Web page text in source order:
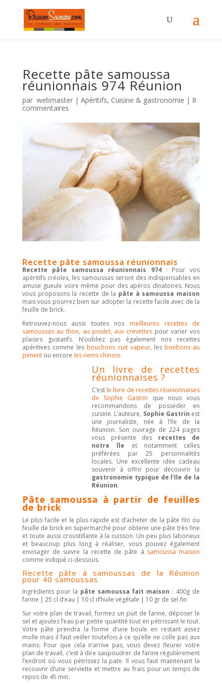
Recette pâte samoussa
réunionnais 974 Réunion
par webmaster| Apéritifs, Cuisine & gastronomie | 8
commentaires
Recette pâte samoussa réunionnais
Recette pâte samoussa réunionnais 974: Pour vos
apéritifs créoles, les samoussas seront des indispensables en
amuse gueule voire même pour des apéros dinatoires. Nous
vous proposons la recette de la pâte à samoussa maison
mais vous pourrez bien sur adopter la recette facile avec de la
feuille de brick.
Retrouvez-nous aussi toutes nos meilleures recettes de
samoussas au thon, au poulet, aux crevettes pour varier vos
plaisirs gustatifs. N’oubliez pas également nos recettes
apéritives comme les bouchons cuit vapeur, les bonbons au
pimentou encore les nems chinois.
Un livre de recettes
réunionnaises ?
C’est le livre de recettes réunionnaises
de Sophie Gastrin que nous vous
recommandons de posséder en
cuisine. L’auteure, Sophie Gastrin est
une journaliste, née à l’Ile de la
Réunion. Son ouvrage de 224 pages
vous présente des recettes de
notre île et notamment celles
préférées par 25 personnalités
locales. Une excellente idée cadeau
souvenir à offrir pour découvrir la
gastronomie typique de l’Ile de la
Réunion.
Pâte samoussa à partir de feuilles
de brick
Le plus facile et le plus rapide est d’acheter de la pâte filo ou
feuille de brick en supermarché pour obtenir une pâte très fine
et toute aussi croustillante à la cuisson. Un peu plus laborieux
et beaucoup plus long à réaliser, vous pouvez également
envisager de suivre la recette de pâte à samoussa maison
comme indiqué ci-dessous.
Recette pâte à samoussas de la Réunion
pour 40 samoussas
Ingrédients pour la pâte samoussa fait maison : 400g de
farine | 25 cl d’eau | 10 cl d’huile végétale | 10 gr de sel fin
Sur votre plan de travail, formez un puit de farine, déposer le
sel et ajoutez l’eau par petite quantité tout en pétrissant le tout.
Votre pâte prendra la forme d’une boule en restant assez
molle mais il faut veiller toutefois à ce qu’elle ne colle pas aux
mains. Pour que cela n’arrive pas, vous devez fleurer votre
plan de travail, c’est à dire saupoudrer de farine régulièrement
l’endroit où vous pétrissez la pate. Il vous faut maintenant la
recouvrir d’une serviette et mettre au frais pour un temps de
repos de 45 min.